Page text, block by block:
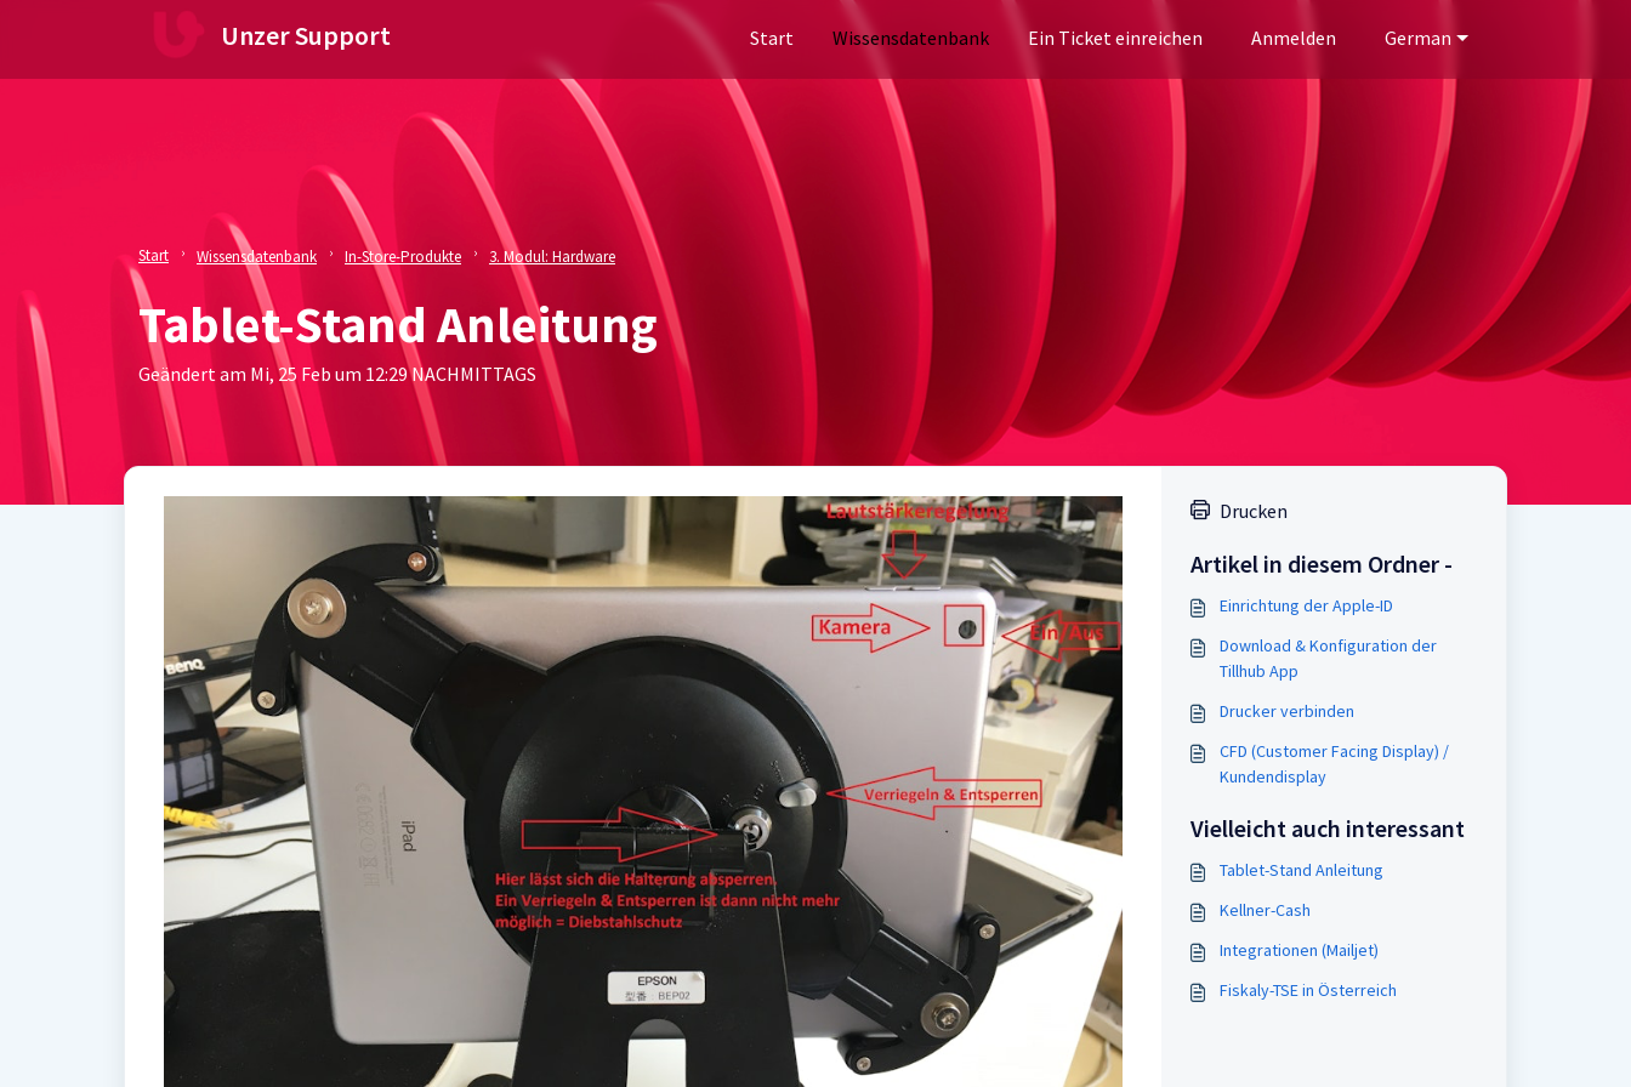
Zum hauptsächlichen Inhalt gehen
Unzer Support Start Wissensdatenbank Ein Ticket einreichen Anmelden German
Start Wissensdatenbank In-Store-Produkte 3. Modul: Hardware
Tablet-Stand Anleitung
Geändert am Mi, 25 Feb um 12:29 NACHMITTAGS
Drucken
Artikel in diesem Ordner -
Einrichtung der Apple-ID
Download & Konfiguration der
Tillhub App
Drucker verbinden
CFD (Customer Facing Display) /
Kundendisplay
Vielleicht auch interessant
Tablet-Stand Anleitung
Kellner-Cash
Integrationen (Mailjet)
Fiskaly-TSE in Österreich